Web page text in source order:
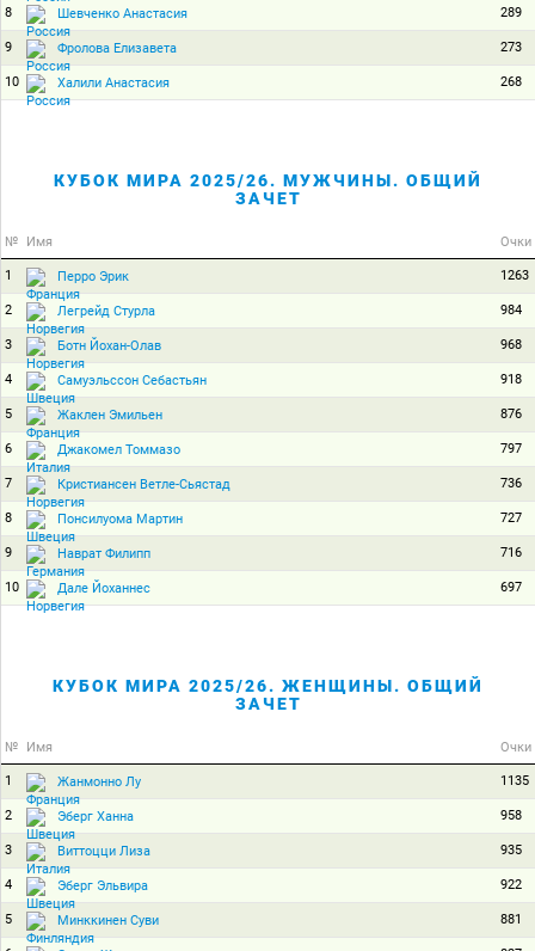
8 Шевченко Анастасия 289
9 Фролова Елизавета 273
10 Халили Анастасия 268
КУБОК МИРА 2025/26. МУЖЧИНЫ. ОБЩИЙ
ЗАЧЕТ
№ Имя Очки
1 Перро Эрик 1263
2 Легрейд Стурла 984
3 Ботн Йохан-Олав 968
4 Самуэльссон Себастьян 918
5 Жаклен Эмильен 876
6 Джакомел Томмазо 797
7 Кристиансен Ветле-Сьястад 736
8 Понсилуома Мартин 727
9 Наврат Филипп 716
10 Дале Йоханнес 697
КУБОК МИРА 2025/26. ЖЕНЩИНЫ. ОБЩИЙ
ЗАЧЕТ
№ Имя Очки
1 Жанмонно Лу 1135
2 Эберг Ханна 958
3 Виттоцци Лиза 935
4 Эберг Эльвира 922
5 Минккинен Суви 881